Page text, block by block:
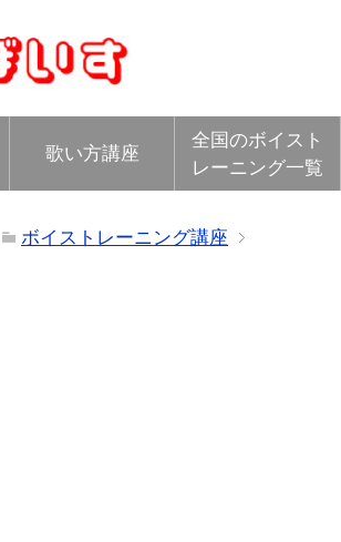
歌い方講座
全国のボイスト
レーニング一覧
ボイストレーニング講座